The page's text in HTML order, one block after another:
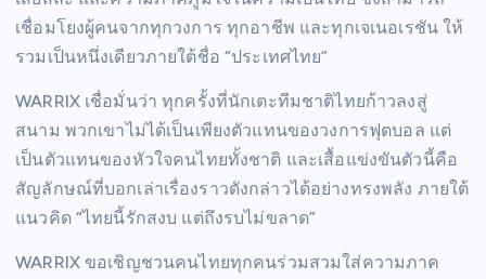
เชื่อมโยงผู้คนจากทุกวงการ ทุกอาชีพ และทุกเจเนอเรชัน ให้
รวมเป็นหนึ่งเดียวภายใต้ชื่อ “ประเทศไทย”
WARRIX เชื่อมั่นว่า ทุกครั้งที่นักเตะทีมชาติไทยก้าวลงสู่
สนาม พวกเขาไม่ได้เป็นเพียงตัวแทนของวงการฟุตบอล แต่
เป็นตัวแทนของหัวใจคนไทยทั้งชาติ และเสื้อแข่งขันตัวนี้คือ
สัญลักษณ์ที่บอกเล่าเรื่องราวดังกล่าวได้อย่างทรงพลัง ภายใต้
แนวคิด “ไทยนี้รักสงบ แต่ถึงรบไม่ขลาด”
WARRIX ขอเชิญชวนคนไทยทุกคนร่วมสวมใส่ความภาค